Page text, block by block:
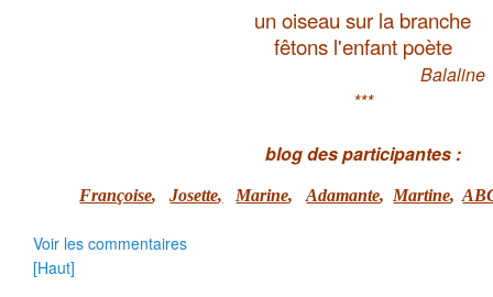
un oiseau sur la branche
fêtons l'enfant poète
Balaline
***
blog des participantes :
Françoise, Josette, Marine, Adamante, Martine,
Voir les commentaires
[Haut]